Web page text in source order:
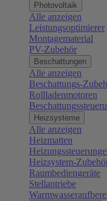
Photovoltaik
Alle anzeigen
Leistungsoptimierer
Montagematerial
PV-Zubehör
Beschattungen
Alle anzeigen
Beschattungs-
Rollladenmotoren
Heizsysteme
Alle anzeigen
Heizmatten
Heizsystem-
Raumbediengeräte
Stellantriebe